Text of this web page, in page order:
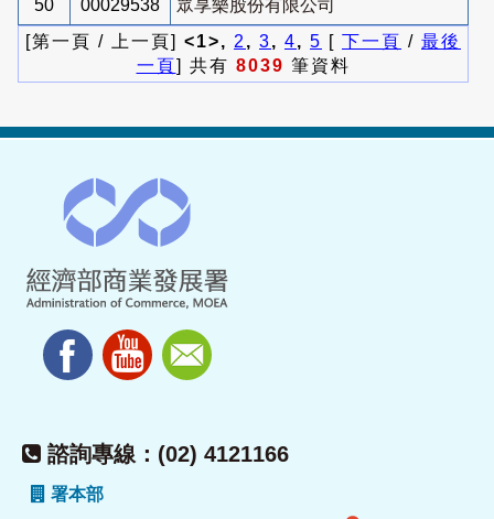
50 00029538
眾享樂股份有限公司
[第一頁 / 上一頁] <1>, 2 , 3, 4, 5 [ 下一頁 / 最後
一頁] 共有 8039 筆資料
諮詢專線：(02) 4121166
署本部